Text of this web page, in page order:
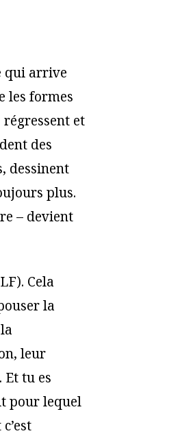
qui arrive
les formes
et
des
dessinent
plus.
– devient
Cela
la
leur
tu es
pour lequel